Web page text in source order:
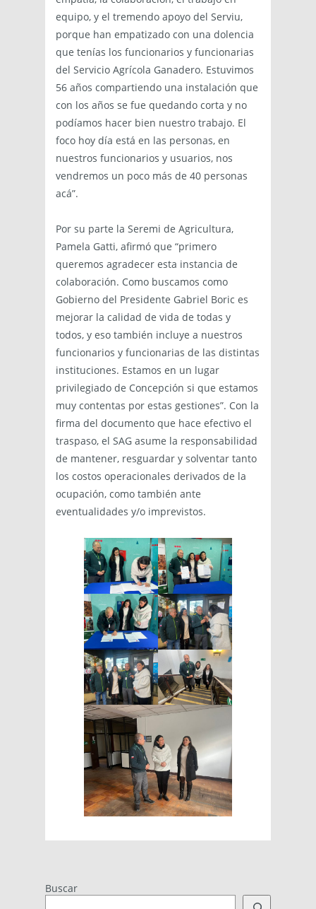
equipo, y el tremendo apoyo del Serviu,
porque han empatizado con una dolencia
que tenías los funcionarios y funcionarias
del Servicio Agrícola Ganadero. Estuvimos
56 años compartiendo una instalación que
con los años se fue quedando corta y no
podíamos hacer bien nuestro trabajo. El
foco hoy día está en las personas, en
nuestros funcionarios y usuarios, nos
vendremos un poco más de 40 personas
acá”.
Por su parte la Seremi de Agricultura,
Pamela Gatti, afirmó que “primero
queremos agradecer esta instancia de
colaboración. Como buscamos como
Gobierno del Presidente Gabriel Boric es
mejorar la calidad de vida de todas y
todos, y eso también incluye a nuestros
funcionarios y funcionarias de las distintas
instituciones. Estamos en un lugar
privilegiado de Concepción si que estamos
muy contentas por estas gestiones”. Con la
firma del documento que hace efectivo el
traspaso, el SAG asume la responsabilidad
de mantener, resguardar y solventar tanto
los costos operacionales derivados de la
ocupación, como también ante
eventualidades y/o imprevistos.
Buscar